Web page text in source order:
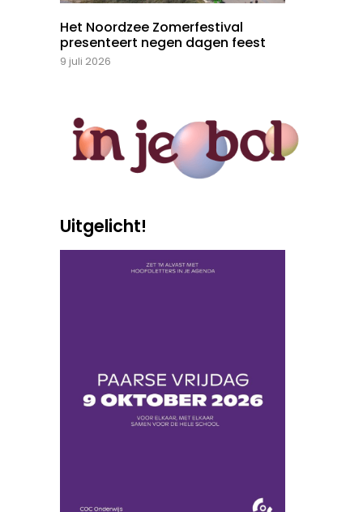
Het Noordzee Zomerfestival
presenteert negen dagen feest
9 juli 2026
Uitgelicht!